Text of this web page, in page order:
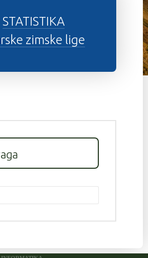
STATISTIKA
zimske lige